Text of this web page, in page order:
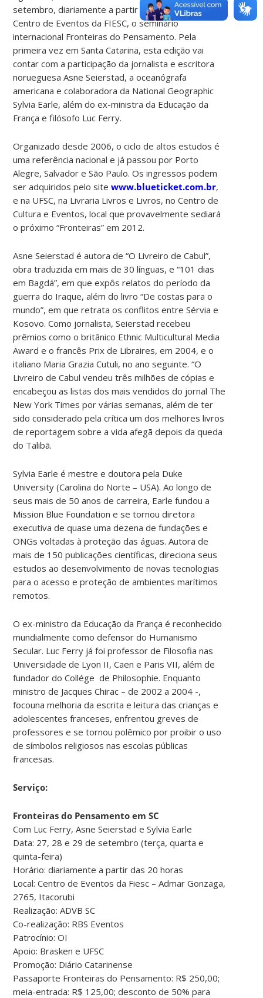
setembro, diariamente a partir das 20 horas, no
Centro de Eventos da FIESC, o seminário
internacional Fronteiras do Pensamento. Pela
primeira vez em Santa Catarina, esta edição vai
contar com a participação da jornalista e escritora
norueguesa Asne Seierstad, a oceanógrafa
americana e colaboradora da National Geographic
Sylvia Earle, além do ex-ministra da Educação da
França e filósofo Luc Ferry.
Organizado desde 2006, o ciclo de altos estudos é
uma referência nacional e já passou por Porto
Alegre, Salvador e São Paulo. Os ingressos podem
ser adquiridos pelo sitewww.blueticket.com.br,
e na UFSC, na Livraria Livros e Livros, no Centro de
Cultura e Eventos, local que provavelmente sediará
o próximo “Fronteiras” em 2012.
Asne Seierstad é autora de “O Livreiro de Cabul”,
obra traduzida em mais de 30 línguas, e “101 dias
em Bagdá”, em que expôs relatos do período da
guerra do Iraque, além do livro “De costas para o
mundo”, em que retrata os conflitos entre Sérvia e
Kosovo. Como jornalista, Seierstad recebeu
prêmios como o britânico Ethnic Multicultural Media
Award e o francês Prix de Libraires, em 2004, e o
italiano Maria Grazia Cutuli, no ano seguinte. “O
Livreiro de Cabul vendeu três milhões de cópias e
encabeçou as listas dos mais vendidos do jornal The
New York Times por várias semanas, além de ter
sido considerado pela crítica um dos melhores livros
de reportagem sobre a vida afegã depois da queda
do Talibã.
Sylvia Earle é mestre e doutora pela Duke
University (Carolina do Norte – USA). Ao longo de
seus mais de 50 anos de carreira, Earle fundou a
Mission Blue Foundation e se tornou diretora
executiva de quase uma dezena de fundações e
ONGs voltadas à proteção das águas. Autora de
mais de 150 publicações científicas, direciona seus
estudos ao desenvolvimento de novas tecnologias
para o acesso e proteção de ambientes marítimos
remotos.
O ex-ministro da Educação da França é reconhecido
mundialmente como defensor do Humanismo
Secular. Luc Ferry já foi professor de Filosofia nas
Universidade de Lyon II, Caen e Paris VII, além de
fundador do Collége de Philosophie. Enquanto
ministro de Jacques Chirac – de 2002 a 2004 -,
focouna melhoria da escrita e leitura das crianças e
adolescentes franceses, enfrentou greves de
professores e se tornou polêmico por proibir o uso
de símbolos religiosos nas escolas públicas
francesas.
Serviço:
Fronteiras do Pensamento em SC
Com Luc Ferry, Asne Seierstad e Sylvia Earle
Data: 27, 28 e 29 de setembro (terça, quarta e
quinta-feira)
Horário: diariamente a partir das 20 horas
Local: Centro de Eventos da Fiesc – Admar Gonzaga,
2765, Itacorubi
Realização: ADVB SC
Co-realização: RBS Eventos
Patrocínio: OI
Apoio: Brasken e UFSC
Promoção: Diário Catarinense
Passaporte Fronteiras do Pensamento: R$ 250,00;
meia-entrada: R$ 125,00; desconto de 50% para